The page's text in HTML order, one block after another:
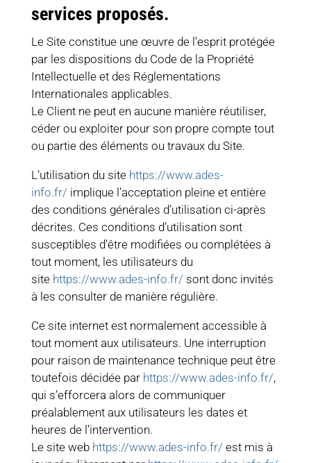
services proposés.
Le Site constitue une œuvre de l’esprit protégée
par les dispositions du Code de la Propriété
Intellectuelle et des Réglementations
Internationales applicables.
Le Client ne peut en aucune manière réutiliser,
céder ou exploiter pour son propre compte tout
ou partie des éléments ou travaux du Site.
L’utilisation du site https://www.ades-
info.fr/ implique l’acceptation pleine et entière
des conditions générales d’utilisation ci-après
décrites. Ces conditions d’utilisation sont
susceptibles d’être modifiées ou complétées à
tout moment, les utilisateurs du
site https://www.ades-info.fr/ sont donc invités
à les consulter de manière régulière.
Ce site internet est normalement accessible à
tout moment aux utilisateurs. Une interruption
pour raison de maintenance technique peut être
toutefois décidée par https://www.ades-info.fr/,
qui s’efforcera alors de communiquer
préalablement aux utilisateurs les dates et
heures de l’intervention.
Le site web https://www.ades-info.fr/ est mis à